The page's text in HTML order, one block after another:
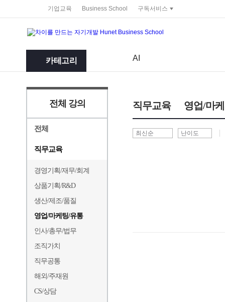
기업교육 Business School 구독서비스
카테고리 AI
전체 강의
전체
직무교육
경영기획/재무/회계
상품기획/R&D
생산/제조/품질
영업/마케팅/유통
인사/총무/법무
조직가치
직무공통
해외/주재원
CS/상담
직무교육 영업/마